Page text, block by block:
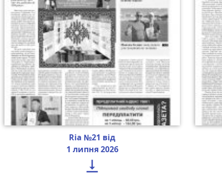
Ria №21 від
1 липня 2026
